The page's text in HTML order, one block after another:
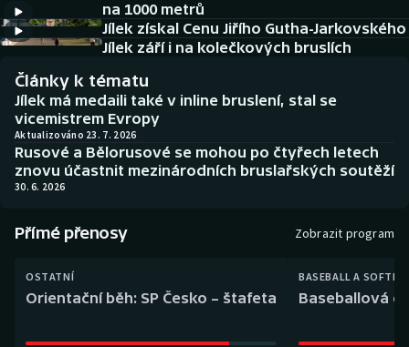
Baseball a softbal
Biatlon
Boby a skeleton
Curling
Dostihy
Soutěže
Aplikace ČT sport
AZ kvíz
na 1000 metrů
Jílek získal Cenu Jiřího Gutha-Jarkovského
Jílek září i na kolečkových bruslích
Články k tématu
Jílek má medaili také v inline bruslení, stal se
vicemistrem Evropy
Aktualizováno 23. 7. 2026
Rusové a Bělorusové se mohou po čtyřech letech
znovu účastnit mezinárodních bruslařských soutěží
30. 6. 2026
Přímé přenosy Zobrazit program
OSTATNÍ
Orientační běh: SP Česko – štafeta
BASEBALL A
Baseballová